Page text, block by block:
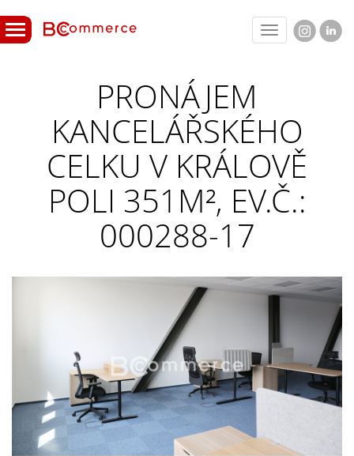
Toggle
navigation
PRONÁJEM
KANCELÁŘSKÉHO
CELKU V KRÁLOVĚ
POLI 351M², EV.Č.:
000288-17